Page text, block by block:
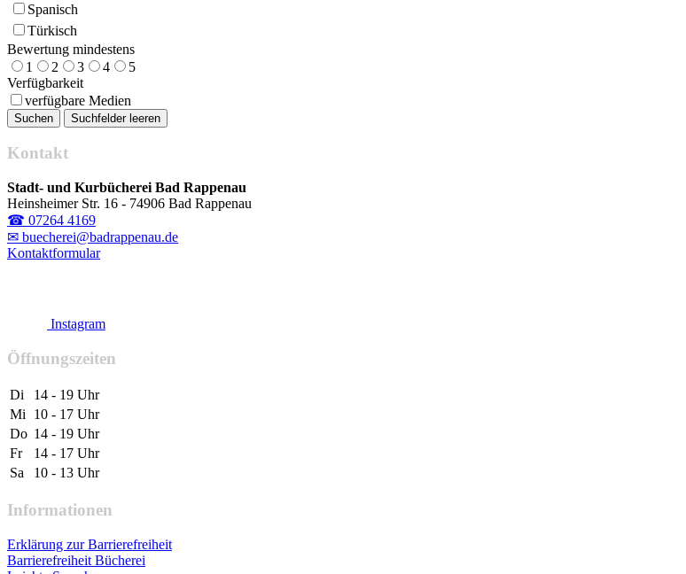
Spanisch
Türkisch
Bewertung mindestens
1
2 3 4
5
Verfügbarkeit
verfügbare Medien
Kontakt
Stadt- und Kurbücherei Bad Rappenau
Heinsheimer Str. 16 - 74906 Bad Rappenau
☎ 07264 4169
✉ buecherei@badrappenau.de
Kontaktformular
Instagram
Öffnungszeiten
Di
14 - 19 Uhr
Mi
10 - 17 Uhr
Do 14 - 19 Uhr
Fr
14 - 17 Uhr
Sa
10 - 13 Uhr
Informationen
Erklärung zur Barrierefreiheit
Barrierefreiheit Bücherei